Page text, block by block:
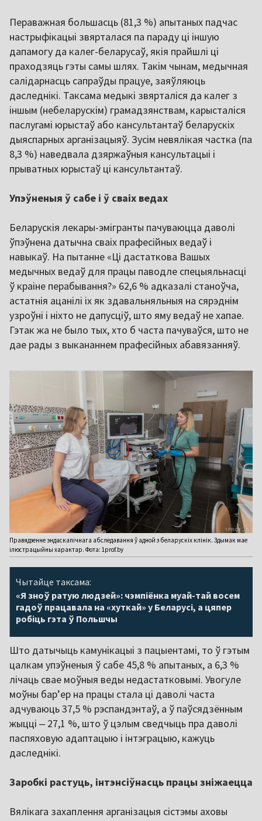
Пераважная большасць (81,3 %) апытаных падчас
настрыфікацыі звярталася па параду ці іншую
дапамогу да калег-беларусаў, якія прайшлі ці
праходзяць гэты самы шлях. Такім чынам, медычная
салідарнасць сапраўды працуе, заяўляюць
даследнікі. Таксама медыкі звярталіся да калег з
іншым (небеларускім) грамадзянствам, карысталіся
паслугамі юрыстаў або кансультантаў беларускіх
дыяспарных арганізацыяў. Зусім невялікая частка (па
8,3 %) наведвала дзяржаўныя кансультацыі і
прыватных юрыстаў ці кансультантаў.
Упэўненыя ў сабе і ў сваіх ведах
Беларускія лекары-эмігранты пачуваюцца даволі
ўпэўнена датычна сваіх прафесійных ведаў і
навыкаў. На пытанне «Ці дастаткова Вашых
медычных ведаў для працы паводле спецыяльнасці
ў краіне перабывання?» 62,6 % адказалі станоўча,
астатнія ацанілі іх як здавальняльныя на сярэднім
узроўні і ніхто не дапусціў, што яму ведаў не хапае.
Гэтак жа не было тых, хто б часта пачуваўся, што не
дае рады з выкананнем прафесійных абавязанняў.
Правядзенне эндаскапічнага абследавання ў адной з беларускіх клінік. Здымак мае
ілюстрацыйны характар. Фота: 1prof.by
Чытайце таксама:
«Я зноў ратую людзей»: чэмпіёнка муай-тай восем
гадоў працавала на «хуткай» у Беларусі, а цяпер
робіць гэта ў Польшчы
Што датычыць камунікацыі з пацыентамі, то ў гэтым
цалкам упэўненыя ў сабе 45,8 % апытаных, а 6,3 %
лічаць свае моўныя веды недастатковымі. Увогуле
моўны бар’ер на працы стала ці даволі часта
адчуваюць 37,5 % рэспандэнтаў, а ў паўсядзённым
жыцці ‒ 27,1 %, што ў цэлым сведчыць пра даволі
паспяховую адаптацыю і інтэграцыю, кажуць
даследнікі.
Заробкі растуць, інтэнсіўнасць працы зніжаецца
Вялікага захаплення арганізацыя сістэмы аховы